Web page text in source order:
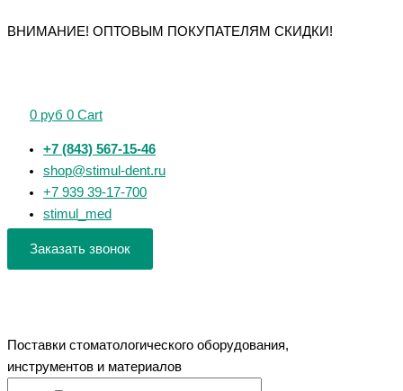
к
ВНИМАНИЕ! ОПТОВЫМ ПОКУПАТЕЛЯМ СКИДКИ!
0 руб 0 Cart
+7 (843) 567-15-46
shop@stimul-dent.ru
+7 939 39-17-700
stimul_med
Заказать звонок
Поставки стоматологического оборудования,
инструментов и материалов
товаров
товаров
товара
WP21
товара
товара
товара
товара